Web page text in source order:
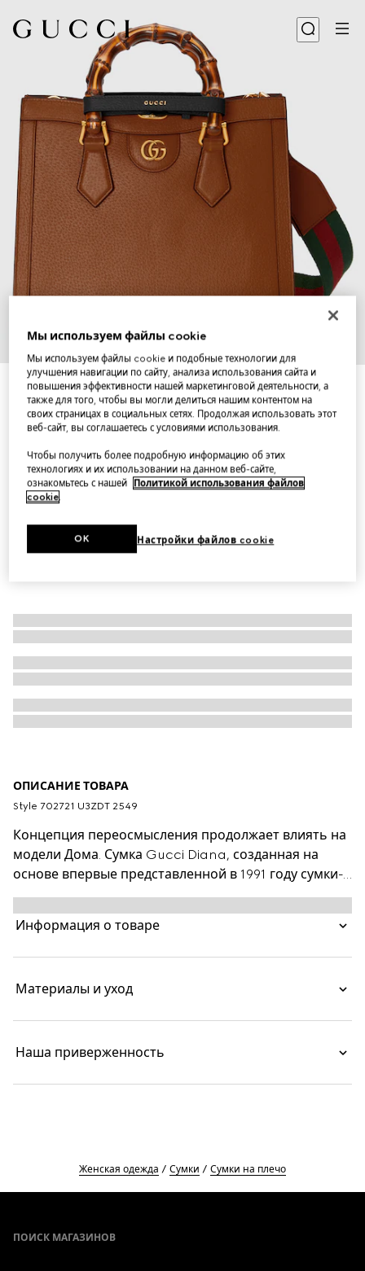
Сумка-тоут Gucci Diana маленького размера
Вариантыкожа натурального цвета
ОПИСАНИЕ ТОВАРА
Style ‎702721 U3ZDT 2549
Концепция переосмысления продолжает влиять на
модели Дома. Сумка Gucci Diana, созданная на
основе впервые представленной в 1991 году сумки-
тоут с ручками из бамбука, показывает постоянную
эволюцию стиля Дома. В модели используются
традиционные детали, которые получили новое
бамбуковых ручек, в этой модели представлены в
Информация о товаре
Материалы и уход
Наша приверженность
Женская одежда Сумки Сумки на плечо
ПОИСК МАГАЗИНОВ
Мы используем файлы cookie
Мы используем файлы cookie и подобные технологии для
улучшения навигации по сайту, анализа использования сайта и
повышения эффективности нашей маркетинговой деятельности, а
также для того, чтобы вы могли делиться нашим контентом на
своих страницах в социальных сетях. Продолжая использовать этот
веб-сайт, вы соглашаетесь с условиями использования.
Чтобы получить более подробную информацию об этих
технологиях и их использовании на данном веб-сайте,
ознакомьтесь с нашей
Политикой использования файлов
cookie.
Настройки файлов cookie
OK